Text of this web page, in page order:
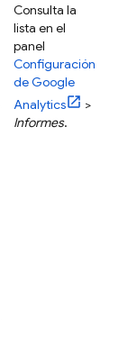
Consulta la
lista en el
panel
Configuración
deGoogle
Analytics
>
Informes.